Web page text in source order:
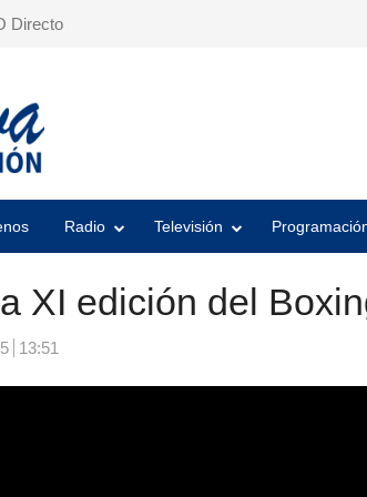
Directo
Radio Televisión
XI edición del
13:51